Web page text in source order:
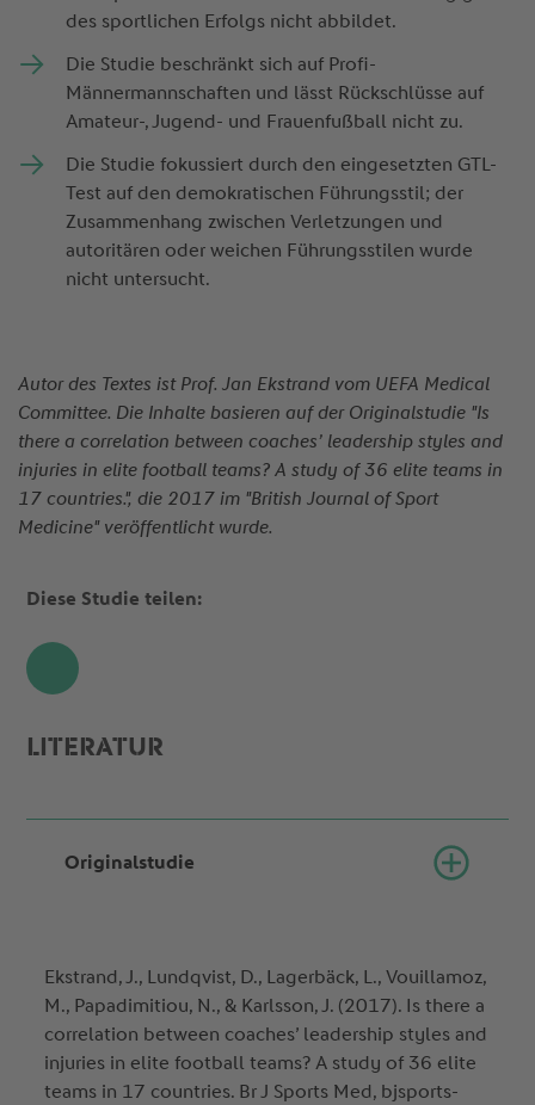
des sportlichen Erfolgs nicht abbildet.
Die Studie beschränkt sich auf Profi-
Männermannschaften und lässt Rückschlüsse auf
Amateur-, Jugend- und Frauenfußball nicht zu.
Die Studie fokussiert durch den eingesetzten GTL-
Test auf den demokratischen Führungsstil; der
Zusammenhang zwischen Verletzungen und
autoritären oder weichen Führungsstilen wurde
nicht untersucht.
Autor des Textes ist Prof. Jan Ekstrand vom UEFA Medical
Committee. Die Inhalte basieren auf der Originalstudie "Is
there a correlation between coaches’ leadership styles and
injuries in elite football teams? A study of 36 elite teams in
17 countries.", die 2017 im "British Journal of Sport
Medicine" veröffentlicht wurde.
Diese Studie teilen:
Share
LITERATUR
Originalstudie
Ekstrand, J., Lundqvist, D., Lagerbäck, L., Vouillamoz,
M., Papadimitiou, N., & Karlsson, J. (2017). Is there a
correlation between coaches’ leadership styles and
injuries in elite football teams? A study of 36 elite
teams in 17 countries. Br J Sports Med, bjsports-